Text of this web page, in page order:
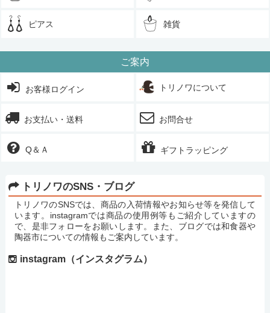
ピアス 雑貨
ご案内
お客様ログイン トリノワについて
お支払い・送料 お問合せ
Q＆Ａ ギフトラッピング
トリノワのSNS・ブログ
トリノワのSNSでは、商品の入荷情報やお知らせ等を発信して
います。instagramでは商品の使用例等もご紹介していますの
で、是非フォローをお願いします。また、ブログでは和食器や
陶器市についての情報もご案内しています。
instagram（インスタグラム）